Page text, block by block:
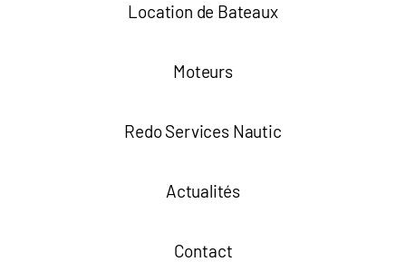
Location de Bateaux
Moteurs
Redo Services Nautic
Actualités
Contact